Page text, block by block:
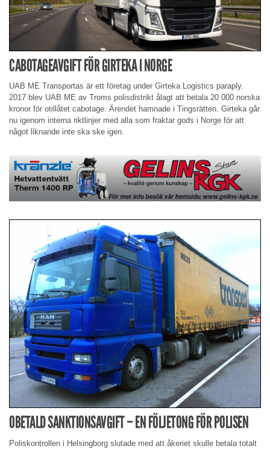
CABOTAGEAVGIFT FÖR GIRTEKA I NORGE
UAB ME Transportas är ett företag under Girteka Logistics paraply.
2017 blev UAB ME av Troms polisdistrikt ålagt att betala 20 000 norska
kronor för otillåtet cabotage. Ärendet hamnade i Tingsrätten. Girteka går
nu igenom interna riktlinjer med alla som fraktar gods i Norge för att
något liknande inte ska ske igen.
OBETALD SANKTIONSAVGIFT – EN FÖLJETONG FÖR POLISEN
Poliskontrollen i Helsingborg slutade med att åkeriet skulle betala totalt